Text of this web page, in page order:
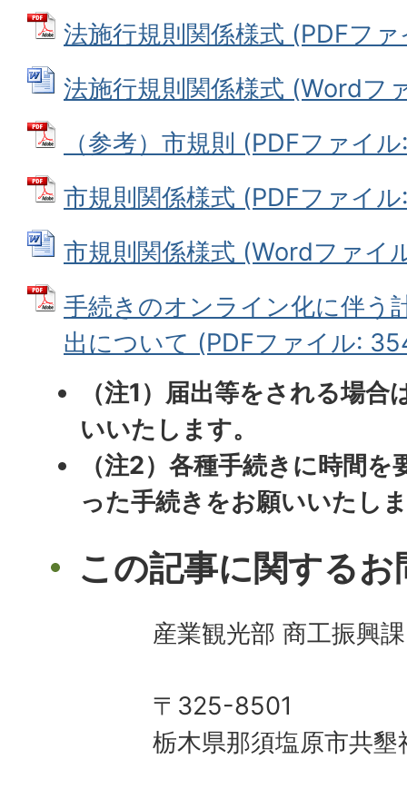
法施行規則関係様式 (PDFフ
法施行規則関係様式 (Wordフ
（参考）市規則 (PDFファイ
市規則関係様式 (PDFファイル
市規則関係様式 (Wordファイ
手続きのオンライン化に伴う
出について (PDFファイル:
（注1）届出等をされる場
いいたします。
（注2）各種手続きに時間
った手続きをお願いいたし
この記事に関する
産業観光部 商工振興
〒325-8501
栃木県那須塩原市共